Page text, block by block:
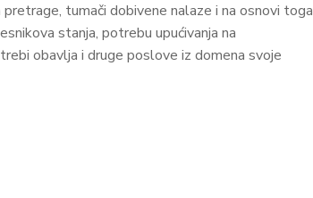
tumači dobivene nalaze i na osnovi toga
stanja, potrebu upućivanja na
obavlja i druge poslove iz domena svoje